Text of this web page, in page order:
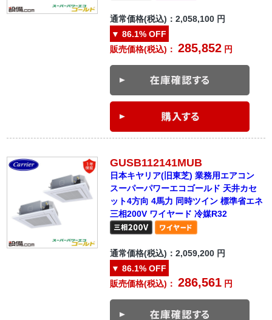
通常価格(税込)：2,058,100 円
▼ 86.1% OFF
販売価格(税込)：285,852 円
GUSB112141MUB
日本キヤリア(旧東芝) 業務用エアコン
スーパーパワーエコゴールド 天井カセ
ット4方向 4馬力 同時ツイン 標準省エネ
三相200V ワイヤード 冷媒R32
通常価格(税込)：2,059,200 円
▼ 86.1% OFF
販売価格(税込)：286,561 円